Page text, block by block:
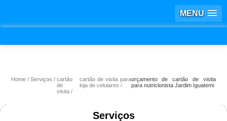
MENU
Home Serviços
cartão
de
visita
cartão de visita para
loja de celulares
orçamento de cartão de visita
para nutricionista Jardim Iguatemi
Serviços